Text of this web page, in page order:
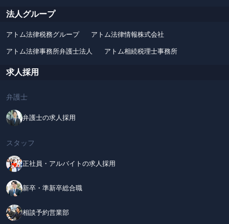
法人グループ
アトム法律税務グループ アトム法律情報株式会社
アトム法律事務所弁護士法人 アトム相続税理士事務所
求人採用
弁護士
弁護士の求人採用
スタッフ
正社員・アルバイトの求人採用
新卒・準新卒総合職
相談予約営業部